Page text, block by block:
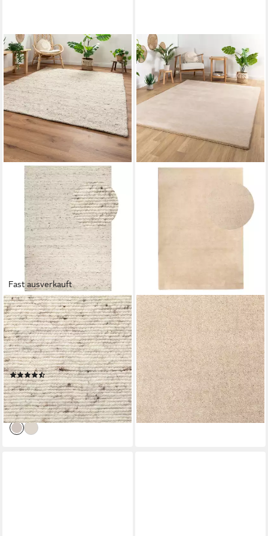
Fast ausverkauft
STEFFENSMEIER
Wollteppich Korinth,
Rechteckig, Handwebteppich,
Handweb Teppich, reine
Schurwolle
(52)
ab 34,90 € 89,90 €
-61%
lieferbar - in 2-3 Werktagen bei dir
STEFFENSMEIER
Wollteppich Sali, Rechteckig,
Gabbeh, 100 % Schurwolle
ab 109,90 € 194,90 €
-44%
lieferbar - in 2-3 Werktagen bei dir